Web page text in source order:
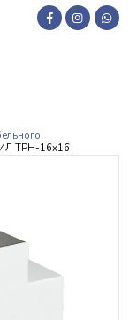
ТРН-16х16